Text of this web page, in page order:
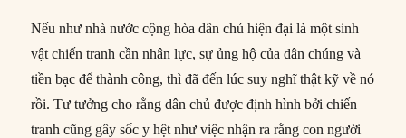
Nếu như nhà nước cộng hòa dân chủ hiện đại là một sinh
vật chiến tranh cần nhân lực, sự ủng hộ của dân chúng và
tiền bạc để thành công, thì đã đến lúc suy nghĩ thật kỹ về nó
rồi. Tư tưởng cho rằng dân chủ được định hình bởi chiến
tranh cũng gây sốc y hệt như việc nhận ra rằng con người